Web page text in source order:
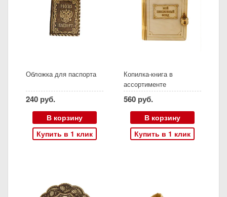
Обложка для паспорта
240 руб.
В корзину
Купить в 1 клик
Копилка-книга в
ассортименте
560 руб.
В корзину
Купить в 1 клик